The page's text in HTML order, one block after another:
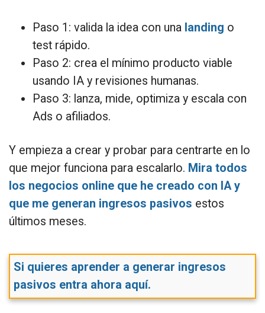
Paso 1: valida la idea con una landing o
test rápido.
Paso 2: crea el mínimo producto viable
usando IA y revisiones humanas.
Paso 3: lanza, mide, optimiza y escala con
Ads o afiliados.
Y empieza a crear y probar para centrarte en lo
que mejor funciona para escalarlo. Mira todos
los negocios online que he creado con IA y
que me generan ingresos pasivos estos
últimos meses.
Si quieres aprender a generar ingresos
pasivos entra ahora aquí.